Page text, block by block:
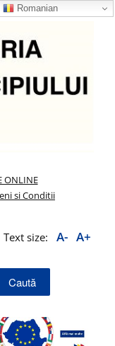
ONLINE
si Conditii
Text size: A- A+
Romanian